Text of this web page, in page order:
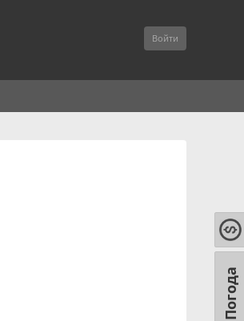
Войти
Погода